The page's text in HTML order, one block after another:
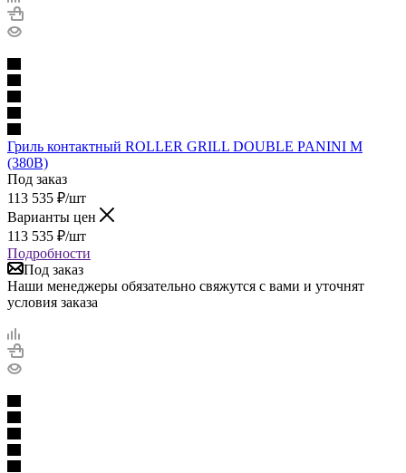
Гриль контактный ROLLER GRILL DOUBLE PANINI M
(380В)
Под заказ
113 535 ₽/шт
Варианты цен
113 535 ₽/шт
Подробности
Под заказ
Наши менеджеры обязательно свяжутся с вами и уточнят
условия заказа